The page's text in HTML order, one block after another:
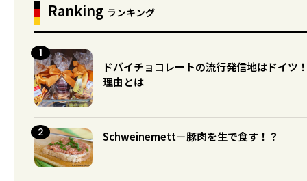
Ranking ランキング
ドバイチョコレートの流行発信地はドイツ
理由とは
Schweinemett－豚肉を生で食す！？